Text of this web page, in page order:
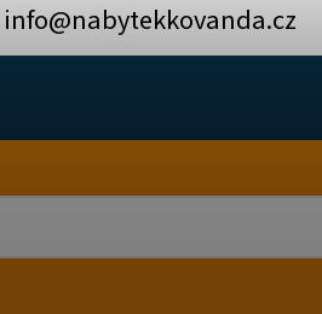
info@nabytekkovanda.cz